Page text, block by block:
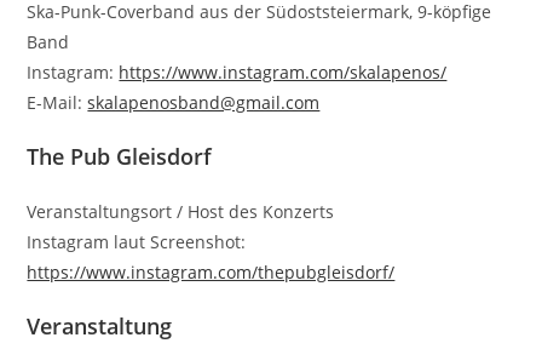
Ska-Punk-Coverband aus der Südoststeiermark, 9-köpfige
Band
Instagram: https://www.instagram.com/skalapenos/
E-Mail:skalapenosband@gmail.com
The Pub Gleisdorf
Veranstaltungsort / Host des Konzerts
Instagram laut Screenshot:
https://www.instagram.com/thepubgleisdorf/
Veranstaltung